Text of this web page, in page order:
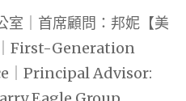
室｜首席顧問：邦妮【美
First-Generation
Principal Advisor: